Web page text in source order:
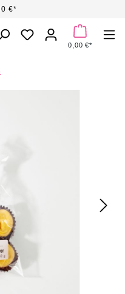
€*
DU HAST 0
0,00 €*